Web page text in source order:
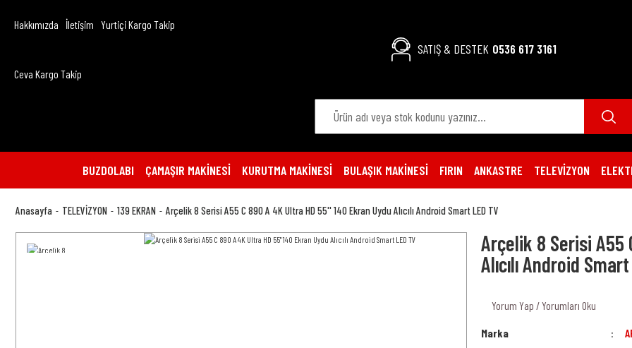
Hakkımızda İletişim Yurtiçi Kargo Takip
Ceva Kargo Takip
SATIŞ & DESTEK 0536 617 3161
BUZDOLABI ÇAMAŞIR MAKİNESİ KURUTMA MAKİNESİ BULAŞIK MAKİNESİ FIRIN ANKASTRE TELEVİZYON
Anasayfa TELEVİZYON 139 EKRAN Arçelik 8 Serisi A55 C 890 A 4K Ultra HD 55'' 140 Ekran Uydu Alıcılı Android Smart LED TV
Arçelik 8 Serisi A55
Alıcılı Android
Yorum Yap / Yorumları Oku
Marka